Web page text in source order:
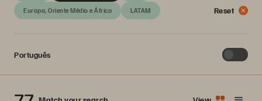
Europa, Oriente Médio e África LATAM Reset
Português